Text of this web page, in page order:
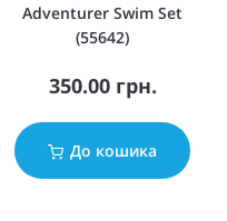
Adventurer Swim Set
(55642)
350.00 грн.
До кошика